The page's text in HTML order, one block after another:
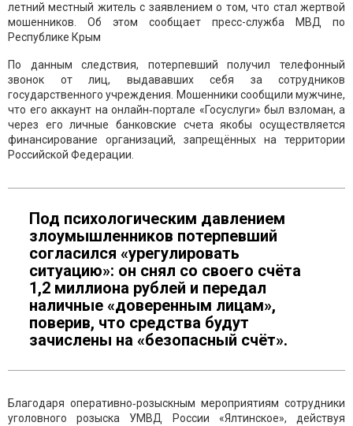
летний местный житель с заявлением о том, что стал жертвой
мошенников. Об этом сообщает пресс-служба МВД по
Республике Крым
По данным следствия, потерпевший получил телефонный
звонок от лиц, выдававших себя за сотрудников
государственного учреждения. Мошенники сообщили мужчине,
что его аккаунт на онлайн‑портале «Госуслуги» был взломан, а
через его личные банковские счета якобы осуществляется
финансирование организаций, запрещённых на территории
Российской Федерации.
Под психологическим давлением
злоумышленников потерпевший
согласился «урегулировать
ситуацию»: он снял со своего счёта
1,2 миллиона рублей и передал
наличные «доверенным лицам»,
поверив, что средства будут
зачислены на «безопасный счёт».
Благодаря оперативно‑розыскным мероприятиям сотрудники
уголовного розыска УМВД России «Ялтинское», действуя